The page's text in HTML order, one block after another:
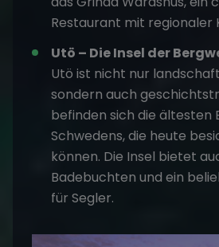
Restaurant mit regionaler
Utö – Die Insel der
Utö ist nicht nur
sondern auch
befinden sich die ältesten
Schwedens, die heute
können. Die Insel bietet
Badebuchten und ein
für Segler.